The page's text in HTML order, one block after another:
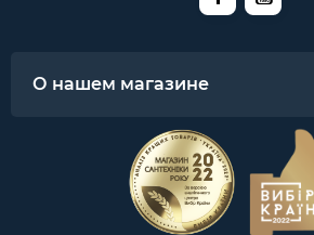
О нашем магазине